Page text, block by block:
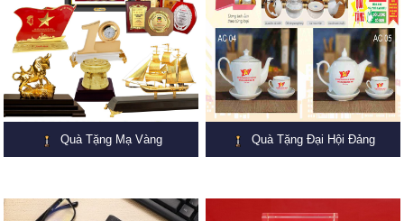
Quà Tặng Mạ Vàng Quà Tặng Đại Hội Đảng